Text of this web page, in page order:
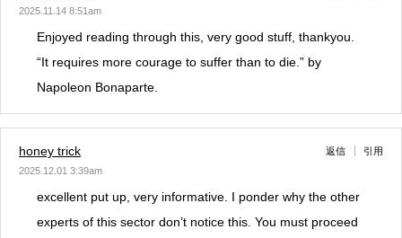
2025.11.14 8:51am
Enjoyed reading through this, very good stuff, thankyou.
“It requires more courage to suffer than to die.” by
Napoleon Bonaparte.
honey trick
2025.12.01 3:39am
返信 引用
excellent put up, very informative. I ponder why the other
experts of this sector don’t notice this. You must proceed